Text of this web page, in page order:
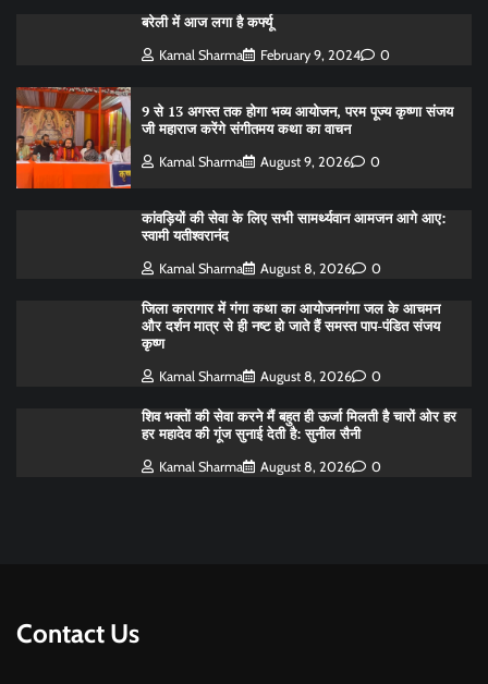
बरेली में आज लगा है कर्फ्यू
Kamal Sharma February 9, 2024 0
9 से 13 अगस्त तक होगा भव्य आयोजन, परम पूज्य कृष्णा संजय
जी महाराज करेंगे संगीतमय कथा का वाचन
Kamal Sharma August 9, 2026 0
कांवड़ियों की सेवा के लिए सभी सामर्थ्यवान आमजन आगे आए:
स्वामी यतीश्वरानंद
Kamal Sharma August 8, 2026 0
जिला कारागार में गंगा कथा का आयोजनगंगा जल के आचमन
और दर्शन मात्र से ही नष्ट हो जाते हैं समस्त पाप-पंडित संजय
कृष्ण
Kamal Sharma August 8, 2026 0
शिव भक्तों की सेवा करने मैं बहुत ही ऊर्जा मिलती है चारों ओर हर
हर महादेव की गूंज सुनाई देती है: सुनील सैनी
Kamal Sharma August 8, 2026 0
Contact Us